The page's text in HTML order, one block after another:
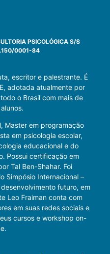
PSICOLÓGICA S/S
0001-84
escritor e palestrante. É
adotada atualmente por
o Brasil com mais de
Master em programação
em psicologia escolar,
educacional e do
Possui certificação em
Tal Ben-Shahar. Foi
Simpósio Internacional –
futuro, em
Leo Fraiman conta com
em suas redes sociais e
cursos e workshop on-